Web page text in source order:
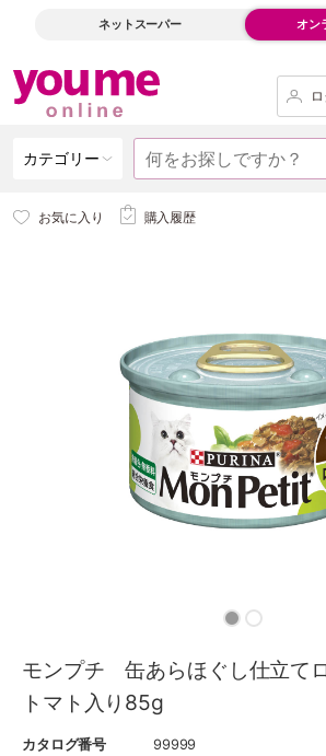
ネットスーパー オン
カテゴリー
お気に入り 購入履歴
モンプチ 缶あらほぐし仕立て
トマト入り85g
カタログ番号
99999